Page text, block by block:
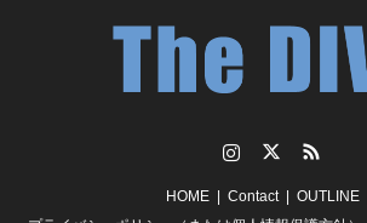
HOME Contact
OUTLINE